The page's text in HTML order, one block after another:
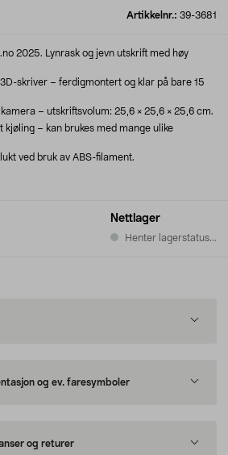
Artikkelnr.: 39-3681
Nettlager
Henter lagerstatus...
2025. Lynrask og jevn utskrift med høy
skriver – ferdigmontert og klar på bare 15
– utskriftsvolum: 25,6 × 25,6 × 25,6 cm.
– kan brukes med mange ulike
ved bruk av ABS-filament.
og ev. faresymboler
og returer